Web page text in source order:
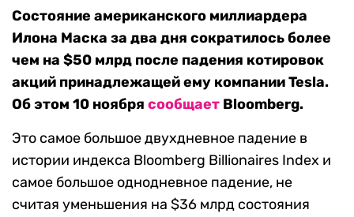
Состояние американского миллиардера
Илона Маска за два дня сократилось более
чем на $50 млрд после падения котировок
акций принадлежащей ему компании Tesla.
Об этом 10 ноября сообщает Bloomberg.
Это самое большое двухдневное падение в
истории индекса Bloomberg Billionaires Index и
самое большое однодневное падение, не
считая уменьшения на $36 млрд состояния